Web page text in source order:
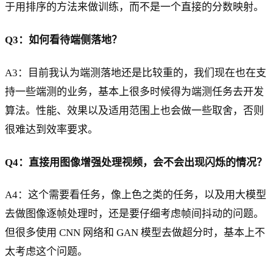
于用排序的方法来做训练，而不是一个直接的分数映射。
Q3：如何看待端侧落地？
A3：目前我认为端测落地还是比较重的，我们现在也在支
持一些端测的业务，基本上很多时候得为端测任务去开发
算法。性能、效果以及适用范围上也会做一些取舍，否则
很难达到效率要求。
Q4：直接用图像增强处理视频，会不会出现闪烁的情况？
A4：这个需要看任务，像上色之类的任务，以及用大模型
去做图像逐帧处理时，还是要仔细考虑帧间抖动的问题。
但很多使用 CNN 网络和 GAN 模型去做超分时，基本上不
太考虑这个问题。